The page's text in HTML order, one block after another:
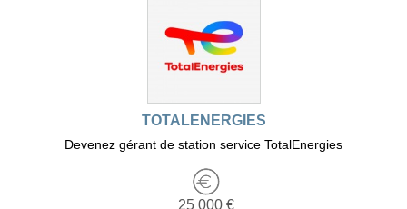
TOTALENERGIES
Devenez gérant de station service TotalEnergies
25 000 €